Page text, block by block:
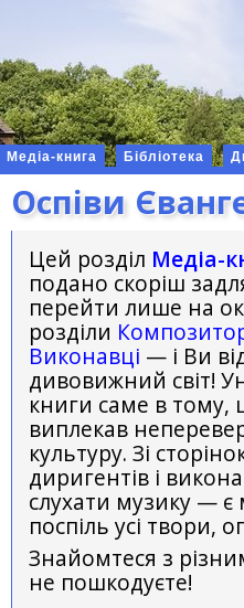
Медіа-книга Бібліотека
Оспіви
Цей розділ Медіа-
подано скоріш
перейти лише на
розділи
Виконавці — і Ви
дивовижний світ!
книги саме в тому,
виплекав
культуру. Зі
диригентів і
слухати музику — є
поспіль усі твори,
Знайомтеся з
не пошкодуєте!